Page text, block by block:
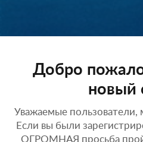
Добро
новый
Уважаемые пользователи,
Если вы были
ОГРОМНАЯ просьба